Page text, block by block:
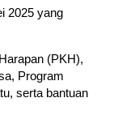
2025 yang
(PKH),
Program
serta bantuan